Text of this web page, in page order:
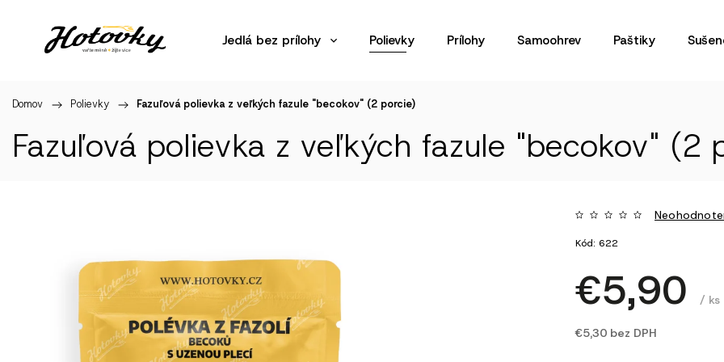
Jedlá bez prílohy Polievky Prílohy Samoohrev Paštiky
Domov / Polievky / Fazuľová polievka z veľkých fazule "becokov" (2 porcie)
Fazuľová polievka z veľkých fazule "becokov" (2
€5,90/ ks
€5,30 bez DPH
Kód: 622